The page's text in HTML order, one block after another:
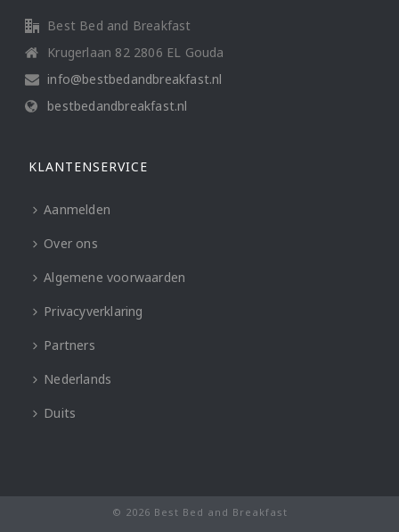
Best Bed and Breakfast
Krugerlaan 82 2806 EL Gouda
info@bestbedandbreakfast.nl
bestbedandbreakfast.nl
KLANTENSERVICE
Aanmelden
Over ons
Algemene voorwaarden
Privacyverklaring
Partners
Nederlands
Duits
© 2026 Best Bed and Breakfast